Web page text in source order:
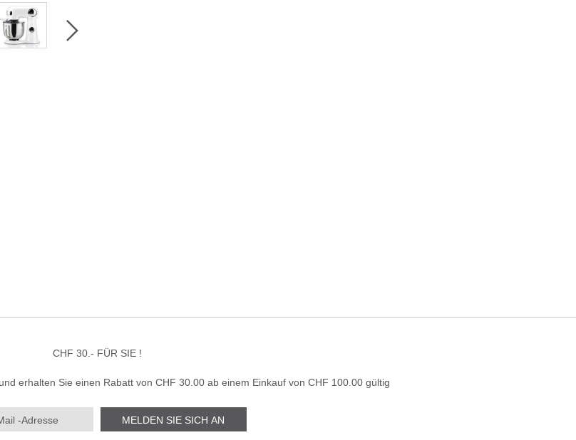
CHF 30.- FÜR SIE !
erhalten Sie einen Rabatt von CHF 30.00 ab einem Einkauf von CHF 100.00 gültig
MELDEN SIE SICH AN